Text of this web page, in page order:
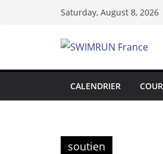
Saturday, August 8, 2026
CALENDRIER
soutien